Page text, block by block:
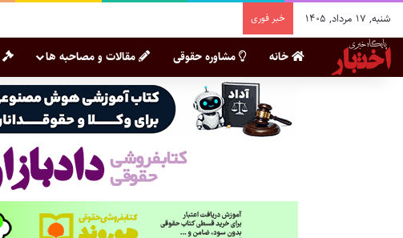
شنبه, ۱۷ مرداد, ۱۴۰۵ خبر فوری
خانه مشاوره حقوقی مقالات و مصاحبه ها